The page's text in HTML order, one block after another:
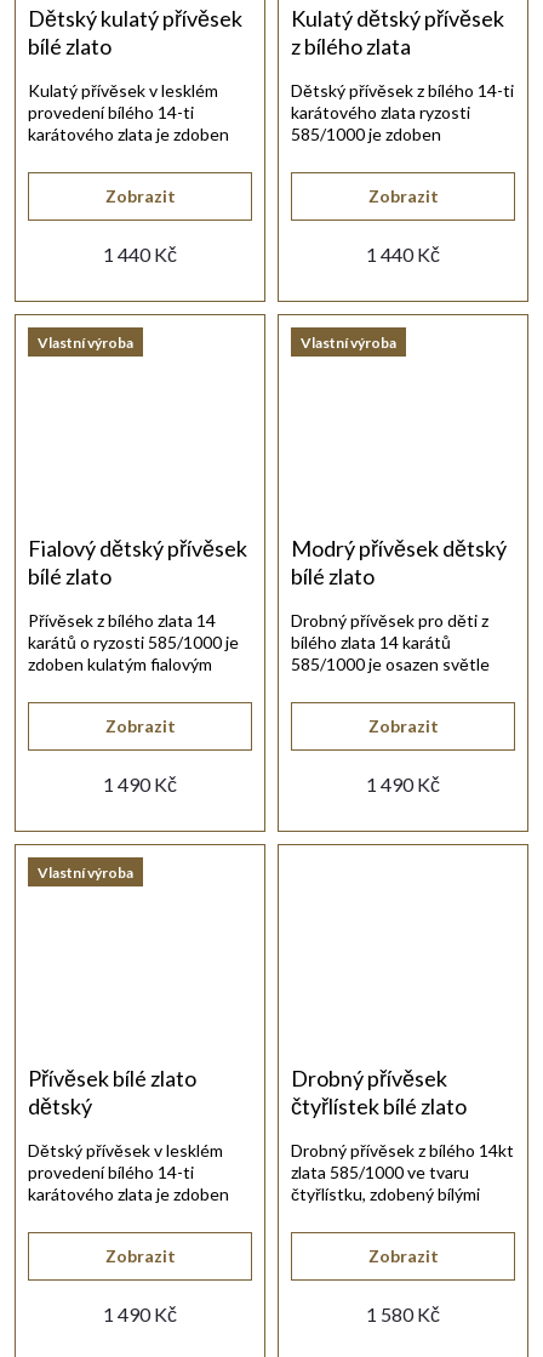
Dětský kulatý přívěsek
bílé zlato
1 440 Kč
Zobrazit
Kulatý přívěsek v lesklém
provedení bílého 14-ti
karátového zlata je zdoben
Kulatý dětský přívěsek
z bílého zlata
1 440 Kč
Zobrazit
Dětský přívěsek z bílého 14-ti
karátového zlata ryzosti
585/1000 je zdoben
Vlastní výroba
Fialový dětský přívěsek
bílé zlato
1 490 Kč
Zobrazit
Přívěsek z bílého zlata 14
karátů o ryzosti 585/1000 je
zdoben kulatým fialovým
Vlastní výroba
Modrý přívěsek dětský
bílé zlato
1 490 Kč
Zobrazit
Drobný přívěsek pro děti z
bílého zlata 14 karátů
585/1000 je osazen světle
akvamarínem.
Vlastní výroba
Přívěsek bílé zlato
dětský
1 490 Kč
Zobrazit
Dětský přívěsek v lesklém
provedení bílého 14-ti
karátového zlata je zdoben
Drobný přívěsek
čtyřlístek bílé zlato
1 580 Kč
Zobrazit
Drobný přívěsek z bílého 14kt
zlata 585/1000 ve tvaru
čtyřlístku, zdobený bílými